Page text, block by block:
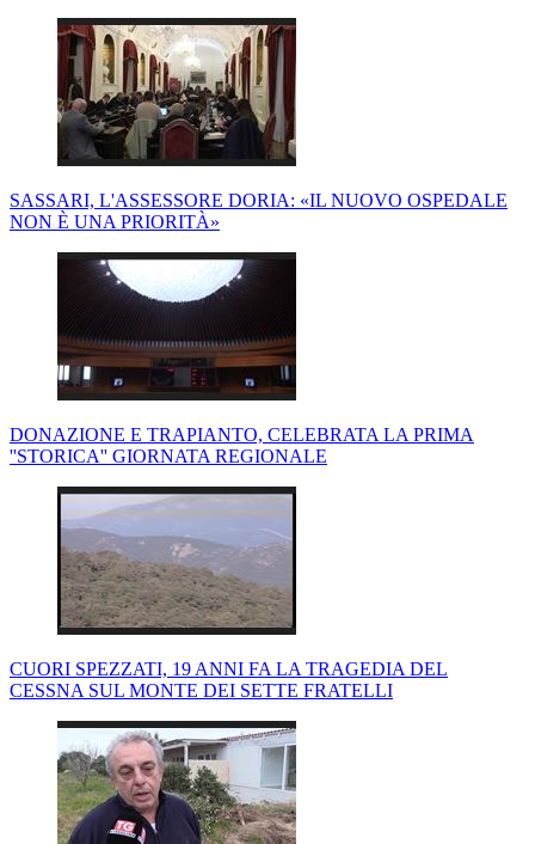
SASSARI, L'ASSESSORE DORIA: «IL NUOVO OSPEDALE
NON È UNA PRIORITÀ»
DONAZIONE E TRAPIANTO, CELEBRATA LA PRIMA
''STORICA'' GIORNATA REGIONALE
CUORI SPEZZATI, 19 ANNI FA LA TRAGEDIA DEL
CESSNA SUL MONTE DEI SETTE FRATELLI